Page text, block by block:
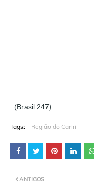
(Brasil 247)
Tags: Região do Cariri
ANTIGOS